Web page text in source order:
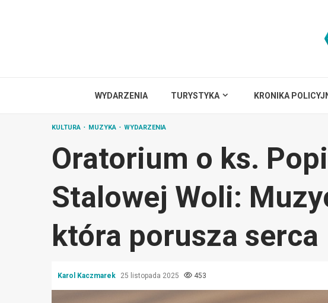
WYDARZENIA TURYSTYKA KRONIKA
KULTURA MUZYKA WYDARZENIA
Oratorium o ks.
Stalowej Woli:
która porusza serca
Karol Kaczmarek 25 listopada 2025 453